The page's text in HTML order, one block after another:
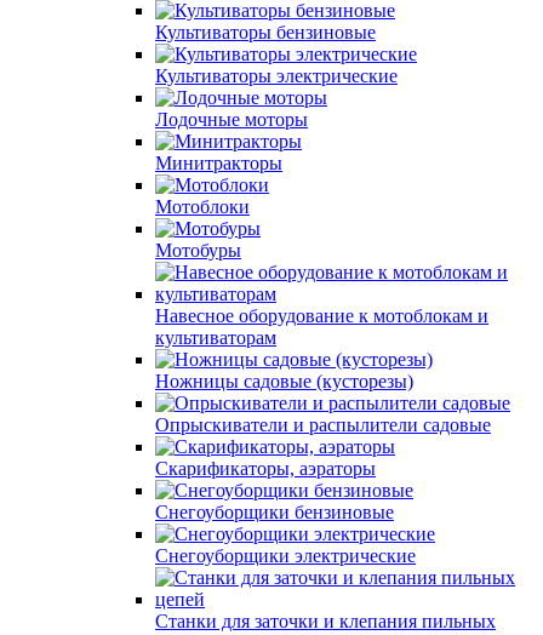
Культиваторы бензиновые
Культиваторы электрические
Лодочные моторы
Минитракторы
Мотоблоки
Мотобуры
Навесное оборудование к мотоблокам и
культиваторам
Ножницы садовые (кусторезы)
Опрыскиватели и распылители садовые
Скарификаторы, аэраторы
Снегоуборщики бензиновые
Снегоуборщики электрические
Станки для заточки и клепания пильных